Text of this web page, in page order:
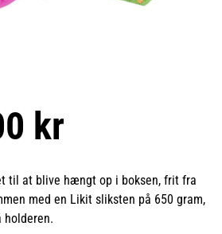
kr
til at blive hængt op i boksen, frit fra
med en Likit sliksten på 650 gram,
holderen.